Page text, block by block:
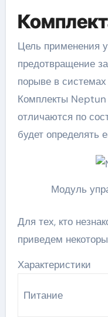
Цель применения
предотвращение
порыве в
Комплекты
отличаются по
будет определять
Модуль
Для тех, кто
приведем
Характеристики
Питание